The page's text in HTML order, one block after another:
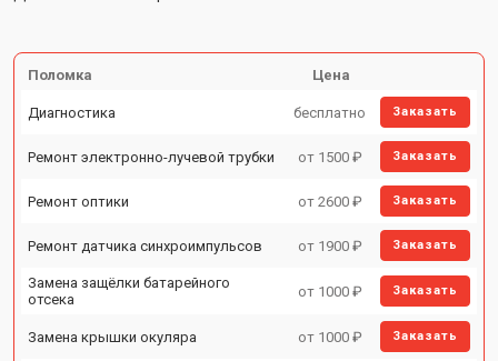
Поломка Цена
Диагностика бесплатно Заказать
Ремонт электронно-лучевой трубки от 1500 ₽ Заказать
Ремонт оптики от 2600 ₽ Заказать
Ремонт датчика синхроимпульсов от 1900 ₽ Заказать
Замена защёлки батарейного
отсека
от 1000 ₽ Заказать
Замена крышки окуляра от 1000 ₽ Заказать